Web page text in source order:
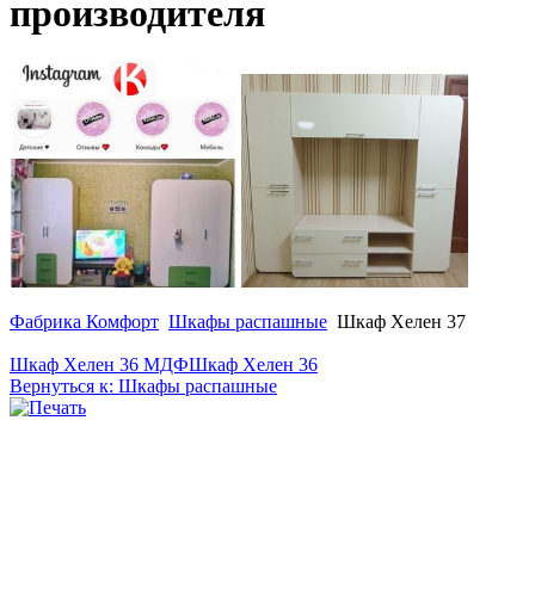
производителя
Фабрика Комфорт Шкафы распашные Шкаф Хелен 37
Шкаф Хелен 36 МДФШкаф Хелен 36
Вернуться к: Шкафы распашные